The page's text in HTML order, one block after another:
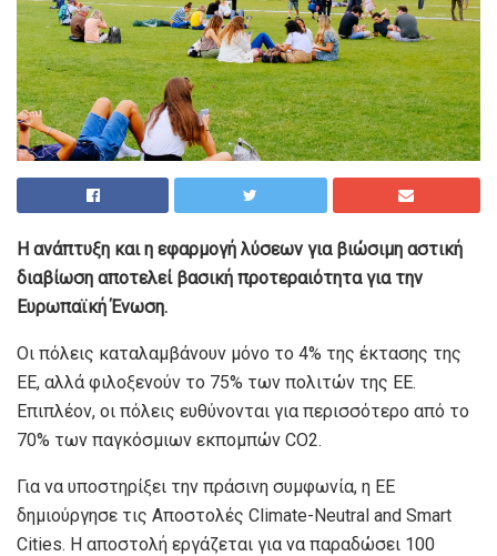
Η ανάπτυξη και η εφαρμογή λύσεων για βιώσιμη αστική
διαβίωση αποτελεί βασική προτεραιότητα για την
Ευρωπαϊκή Ένωση.
Οι πόλεις καταλαμβάνουν μόνο το 4% της έκτασης της
ΕΕ, αλλά φιλοξενούν το 75% των πολιτών της ΕΕ.
Επιπλέον, οι πόλεις ευθύνονται για περισσότερο από το
70% των παγκόσμιων εκπομπών CO2.
Για να υποστηρίξει την πράσινη συμφωνία, η ΕΕ
δημιούργησε τις Αποστολές Climate-Neutral and Smart
Cities. Η αποστολή εργάζεται για να παραδώσει 100